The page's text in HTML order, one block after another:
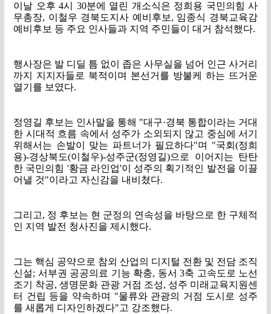
이날 오후 4시 30분에 열린 개소식은 정희용 국민의힘 사
무총장, 이철우 경북도지사 예비후보 , 임종식 경북교육감
예비후보 등 주요 인사들과 지역 주민들이 대거 참석했다.
행사장은 발 디딜 틈 없이 좁은 사무실을 넘어 인근 사거리
까지 지지자들로 북적이며 본선거를 방불케 하는 뜨거운
열기를 보였다.
정영길 후보는 인사말을 통해 "대구·경북 통합이라는 거대
한 시대적 흐름 속에서 성주가 소외되지 않고 중심에 서기
위해서는 손발이 맞는 파트너가 필요하다"며 "국회(정희
용)-경상북도(이철우)-성주군(정영길)으로 이어지는 탄탄
한 국민의힘 '황금 라인업'이 성주의 획기적인 발전을 이끌
어낼 것"이라고 자신감을 내비쳤다.
그리고, 정 후보는 현 군정의 연속성을 바탕으로 한 구체적
인 지역 발전 청사진을 제시했다.
그는 핵심 공약으로 참외 산업의 디지털 전환 및 전담 조직
신설; 서부권 공공의료 기능 확충, 동서 3축 고속도로 노선
조기 착공, 생명문화 관광 거점 조성, 성주 미래교육지원센
터 건립 등을 약속하며 "물류와 관광의 거점 도시로 성주
를 새롭게 디자인하겠다"고 강조했다.